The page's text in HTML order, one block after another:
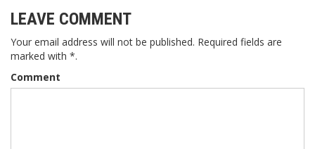
LEAVE COMMENT
Your email address will not be published. Required fields are
marked with *.
Comment